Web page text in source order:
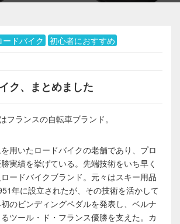
ードバイク 初心者におすすめ
ク、まとめました
フランスの自転車ブランド。
用いたロードバイクの老舗であり、プロ
実績を挙げている。先端技術をいち早く
ードバイクブランド。元々はスキー用品
年に設立されたが、その技術を活かして
のビンディングペダルを発表し、ベルナ
ツール・ド・フランス優勝を支えた。カ